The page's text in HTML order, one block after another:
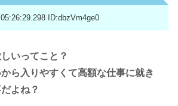
ID:dbzVm4ge0
いってこと？
ら入りやすくて高額な仕事に就き
よね？